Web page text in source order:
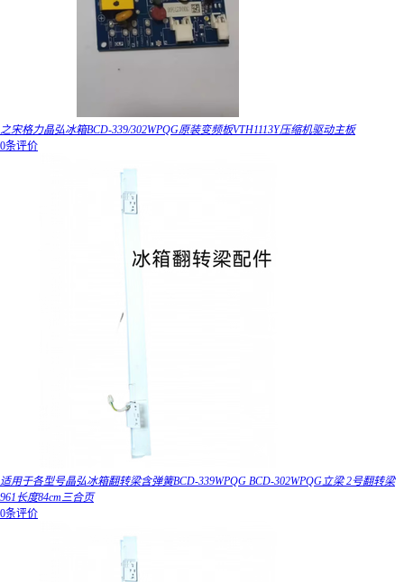
之宋格力晶弘冰箱BCD-339/302WPQG原装变频板VTH1113Y压缩机驱动主板
0条评价
适用于各型号晶弘冰箱翻转梁含弹簧BCD-339WPQG BCD-302WPQG立梁 2号翻转梁
961长度84cm三合页
0条评价